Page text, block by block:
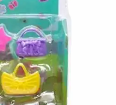
Oyunlar
Arkadaş - Aile Kutu Oyunları
Çocuk Kutu Oyunları
Eğitici Oyunlar
3-5 Yaş